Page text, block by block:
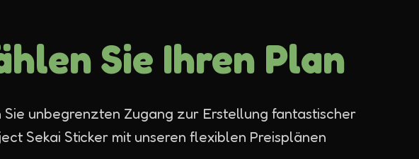
Sie Ihren Plan
Sie unbegrenzten Zugang zur Erstellung fantastischer
Sekai Sticker mit unseren flexiblen Preisplänen